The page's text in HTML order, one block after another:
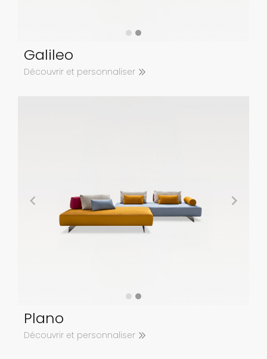
Galileo
Découvrir et personnaliser
Plano
Découvrir et personnaliser